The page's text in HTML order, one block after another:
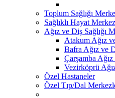
Toplum Sağlığı
Sağlıklı Hayat
Ağız ve Diş Sağlığı
Atakum Ağız
Bafra Ağız ve
Çarşamba
Vezirköprü
Özel Hastaneler
Özel Tıp/Dal